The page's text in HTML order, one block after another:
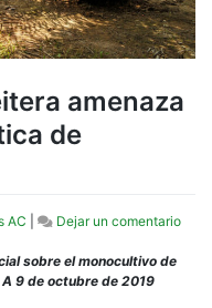
amenaza
de
AC Dejar un comentarioen
sobre el monocultivo de
9 de octubre de 2019